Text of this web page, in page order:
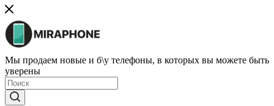
Мы продаем новые и б\у телефоны, в которых вы можете быть
уверены